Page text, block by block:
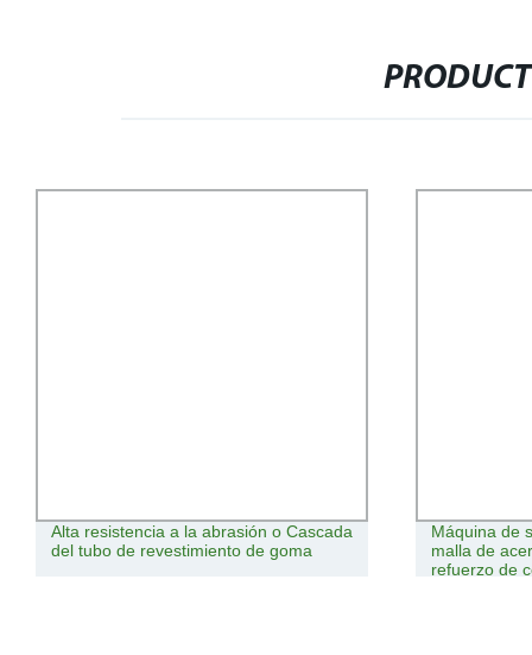
Alta resistencia a la abrasión o Cascada
del tubo de revestimiento de goma
Máquina de
malla de
refuerzo de